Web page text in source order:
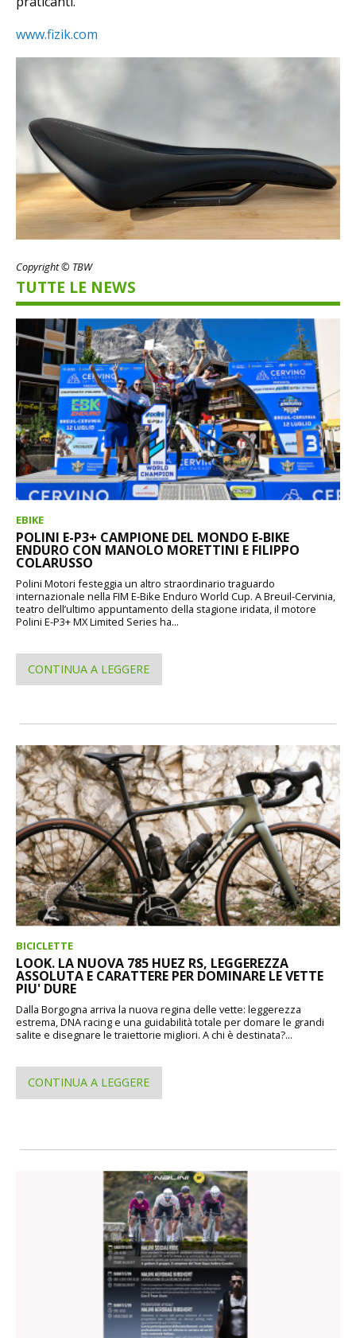
www.fizik.com
Copyright © TBW
TUTTE LE NEWS
EBIKE
POLINI E-P3+ CAMPIONE DEL MONDO E-BIKE
ENDURO CON MANOLO MORETTINI E FILIPPO
COLARUSSO
Polini Motori festeggia un altro straordinario traguardo
internazionale nella FIM E-Bike Enduro World Cup. A Breuil-Cervinia,
teatro dell’ultimo appuntamento della stagione iridata, il motore
Polini E-P3+ MX Limited Series ha...
CONTINUA A LEGGERE
BICICLETTE
LOOK. LA NUOVA 785 HUEZ RS, LEGGEREZZA
ASSOLUTA E CARATTERE PER DOMINARE LE VETTE
PIU' DURE
Dalla Borgogna arriva la nuova regina delle vette: leggerezza
estrema, DNA racing e una guidabilità totale per domare le grandi
salite e disegnare le traiettorie migliori. A chi è destinata?...
CONTINUA A LEGGERE